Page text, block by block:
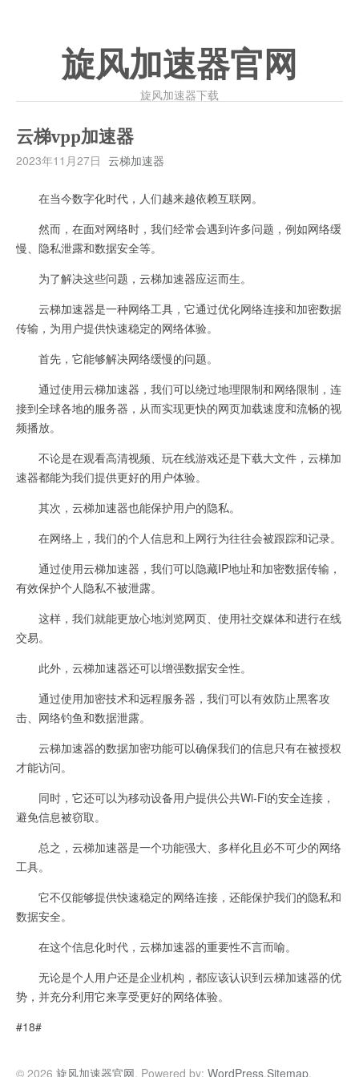
旋风加速器官网
旋风加速器下载
云梯vpp加速器
2023年11月27日 云梯加速器
在当今数字化时代，人们越来越依赖互联网。
然而，在面对网络时，我们经常会遇到许多问题，例如网络缓
慢、隐私泄露和数据安全等。
为了解决这些问题，云梯加速器应运而生。
云梯加速器是一种网络工具，它通过优化网络连接和加密数据
传输，为用户提供快速稳定的网络体验。
首先，它能够解决网络缓慢的问题。
通过使用云梯加速器，我们可以绕过地理限制和网络限制，连
接到全球各地的服务器，从而实现更快的网页加载速度和流畅的视
频播放。
不论是在观看高清视频、玩在线游戏还是下载大文件，云梯加
速器都能为我们提供更好的用户体验。
其次，云梯加速器也能保护用户的隐私。
在网络上，我们的个人信息和上网行为往往会被跟踪和记录。
通过使用云梯加速器，我们可以隐藏IP地址和加密数据传输，
有效保护个人隐私不被泄露。
这样，我们就能更放心地浏览网页、使用社交媒体和进行在线
交易。
此外，云梯加速器还可以增强数据安全性。
通过使用加密技术和远程服务器，我们可以有效防止黑客攻
击、网络钓鱼和数据泄露。
云梯加速器的数据加密功能可以确保我们的信息只有在被授权
才能访问。
同时，它还可以为移动设备用户提供公共Wi-Fi的安全连接，
避免信息被窃取。
总之，云梯加速器是一个功能强大、多样化且必不可少的网络
工具。
它不仅能够提供快速稳定的网络连接，还能保护我们的隐私和
数据安全。
在这个信息化时代，云梯加速器的重要性不言而喻。
无论是个人用户还是企业机构，都应该认识到云梯加速器的优
势，并充分利用它来享受更好的网络体验。
#18#
© 2026 旋风加速器官网. Powered by: WordPress.Sitemap.